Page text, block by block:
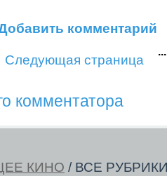
комментарий
...
Следующая страница
комментатора
КИНО / ВСЕ